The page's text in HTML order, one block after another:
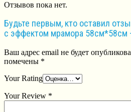
Отзывов пока нет.
Будьте первым, кто оставил
с эффектом мрамора 58см*58см
Ваш адрес email не будет
помечены *
Your Rating
Your Review *